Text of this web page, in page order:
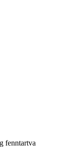
fenntartva